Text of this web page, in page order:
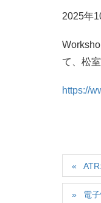
2025年
て、松
https://
電